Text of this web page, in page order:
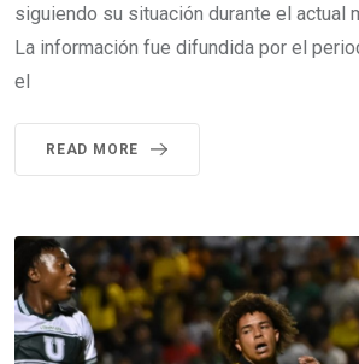
siguiendo su situación durante el actual
La información fue difundida por el
el
READ MORE